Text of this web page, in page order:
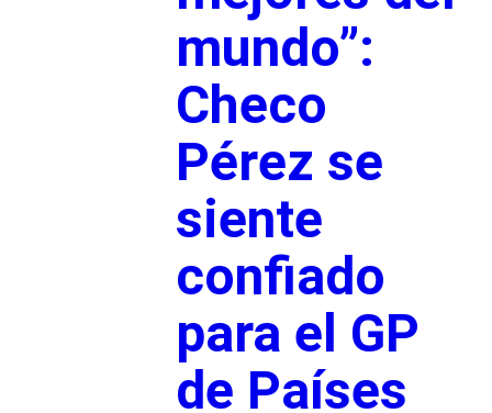
mundo”:
Checo
Pérez se
siente
confiado
para el GP
de Países